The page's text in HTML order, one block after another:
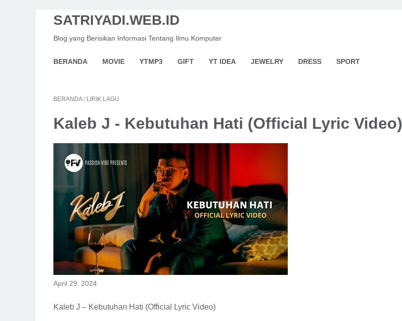
SATRIYADI.WEB.ID
Blog yang Berisikan Informasi Tentang Ilmu Komputer
BERANDA MOVIE YTMP3 GIFT YT IDEA JEWELRY DRESS SPORT
BERANDA / LIRIK LAGU
Kaleb J - Kebutuhan Hati (Official Lyric Video)
April 29, 2024
Kaleb J – Kebutuhan Hati (Official Lyric Video)